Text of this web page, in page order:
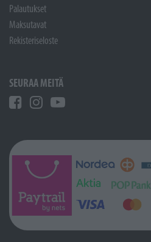
Palautukset
Maksutavat
Rekisteriseloste
SEURAA MEITÄ